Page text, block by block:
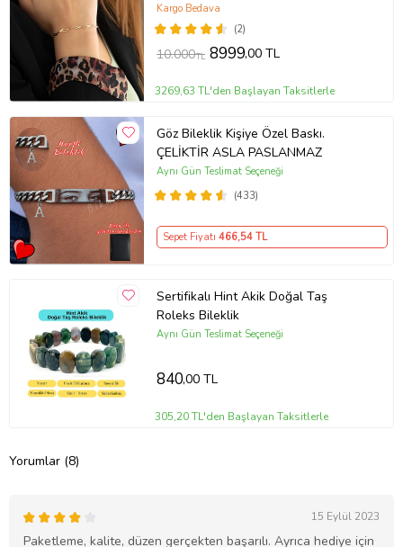
(2)
Kargo Bedava
10.000TL 8999,00 TL
3269,63 TL'den Başlayan Taksitlerle
Göz Bileklik Kişiye Özel Baskı.
ÇELİKTİR ASLA PASLANMAZ
(433)
Aynı Gün Teslimat Seçeneği
Sepet Fiyatı 466,54 TL
Sertifikalı Hint Akik Doğal Taş
Roleks Bileklik
Aynı Gün Teslimat Seçeneği
840,00 TL
305,20 TL'den Başlayan Taksitlerle
Yorumlar (8)
15 Eylül 2023
Paketleme, kalite, düzen gerçekten başarılı. Ayrıca hediye için